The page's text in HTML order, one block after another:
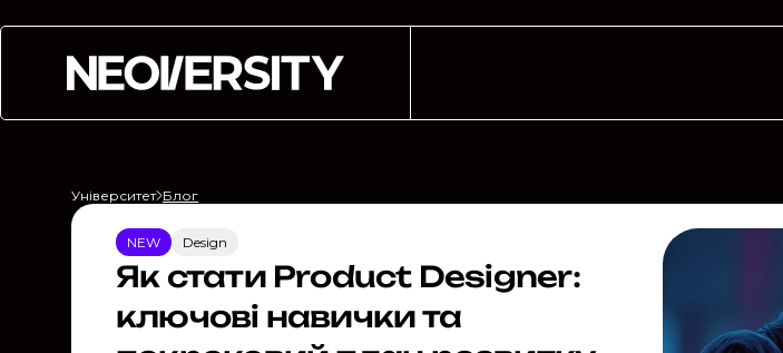
Університет Блог
NEW Design
Як стати Product Designer:
ключові навички та